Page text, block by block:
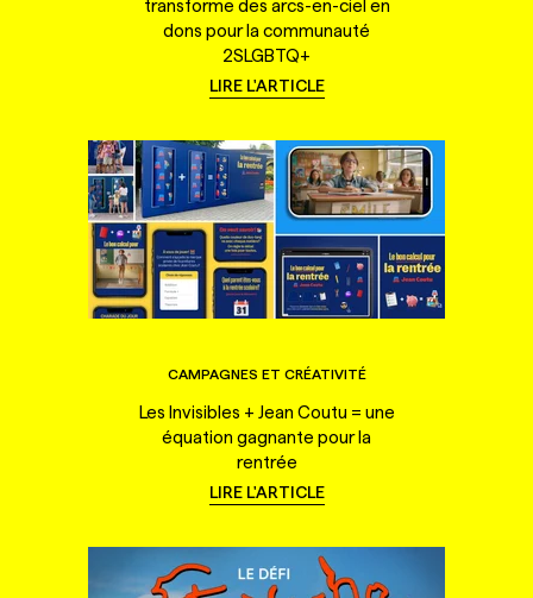
transforme des arcs-en-ciel en
dons pour la communauté
2SLGBTQ+
LIRE L'ARTICLE
CAMPAGNES ET CRÉATIVITÉ
Les Invisibles + Jean Coutu = une
équation gagnante pour la
rentrée
LIRE L'ARTICLE